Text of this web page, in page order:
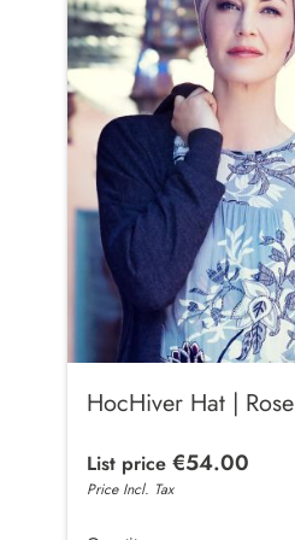
HocHiver Hat | Rose
List price €54.00
Price Incl. Tax